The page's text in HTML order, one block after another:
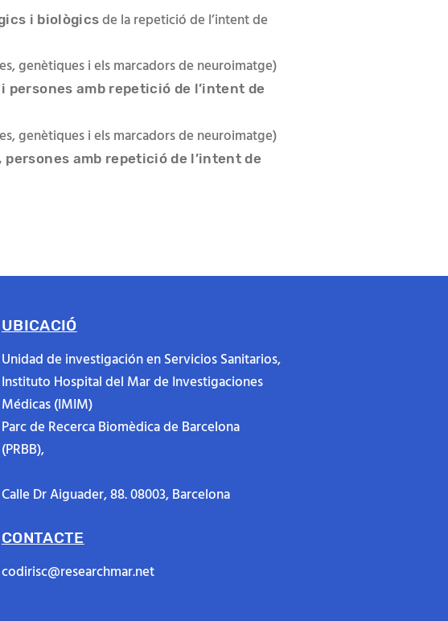
i biològics de la repetició de l’intent de
, genètiques i els marcadors de neuroimatge)
i persones amb repetició de l’intent de
, genètiques i els marcadors de neuroimatge)
amb repetició de l’intent de
UBICACIÓ
Unidad de investigación en Servicios Sanitarios,
Instituto Hospital del Mar de Investigaciones
Médicas (IMIM)
Parc de Recerca Biomèdica de Barcelona
(PRBB),
Calle Dr Aiguader, 88.08003, Barcelona
CONTACTE
codirisc@researchmar.net